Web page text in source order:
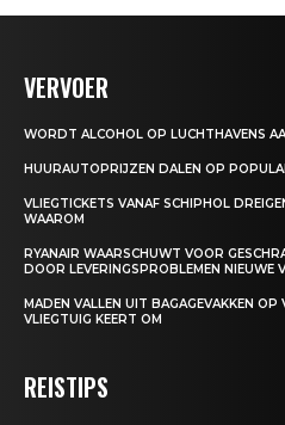
VERVOER
WORDT ALCOHOL OP LUCHTHAVENS
HUURAUTOPRIJZEN DALEN OP
VLIEGTICKETS VANAF SCHIPHOL
WAAROM
RYANAIR WAARSCHUWT VOOR
DOOR LEVERINGSPROBLEMEN NIEUWE
MADEN VALLEN UIT BAGAGEVAKKEN
VLIEGTUIG KEERT OM
REISTIPS